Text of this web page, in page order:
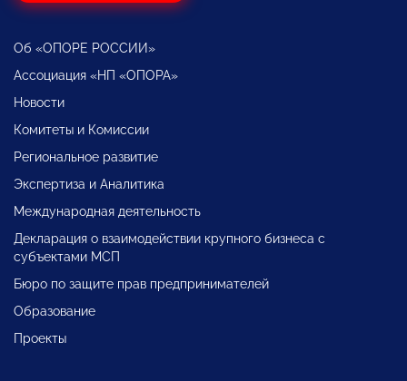
Об «ОПОРЕ РОССИИ»
Ассоциация «НП «ОПОРА»
Новости
Комитеты и Комиссии
Региональное развитие
Экспертиза и Аналитика
Международная деятельность
Декларация о взаимодействии крупного бизнеса с
субъектами МСП
Бюро по защите прав предпринимателей
Образование
Проекты